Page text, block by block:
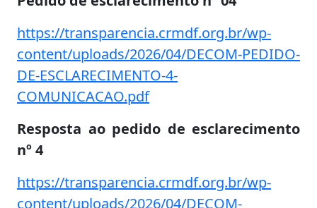
https://transparencia.crmdf.org.br/wp-
content/uploads/2026/04/DECOM-PEDIDO-
DE-ESCLARECIMENTO-4-
COMUNICACAO.pdf
Resposta ao pedido de esclarecimento
nº 4
https://transparencia.crmdf.org.br/wp-
content/uploads/2026/04/DECOM-